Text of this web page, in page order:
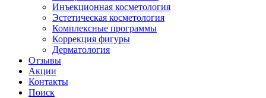
Инъекционная косметология
Эстетическая косметология
Комплексные программы
Коррекция фигуры
Дерматология
Отзывы
Акции
Контакты
Поиск